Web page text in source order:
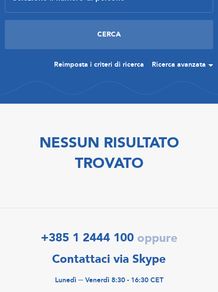
Reimposta i criteri di ricerca Ricerca avanzata
NESSUN RISULTATO
TROVATO
+385 1 2444 100 oppure
Contattaci via Skype
Lunedì ─ Venerdì 8:30 - 16:30 CET